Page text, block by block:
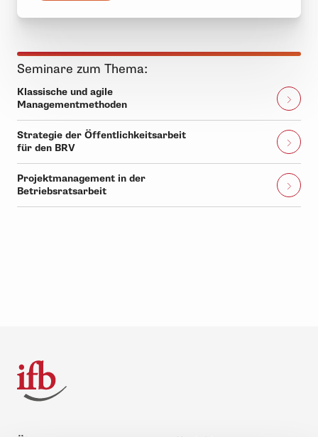
Seminare zum Thema:
Klassische und agile
Managementmethoden
Strategie der Öffentlichkeitsarbeit
für den BRV
Projektmanagement in der
Betriebsratsarbeit